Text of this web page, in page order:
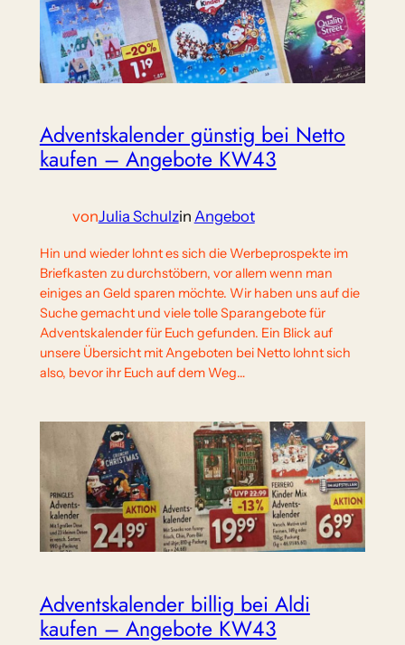
Adventskalender günstig bei Netto
kaufen – Angebote KW43
vonJulia Schulzin Angebot
Hin und wieder lohnt es sich die Werbeprospekte im
Briefkasten zu durchstöbern, vor allem wenn man
einiges an Geld sparen möchte. Wir haben uns auf die
Suche gemacht und viele tolle Sparangebote für
Adventskalender für Euch gefunden. Ein Blick auf
unsere Übersicht mit Angeboten bei Netto lohnt sich
also, bevor ihr Euch auf dem Weg…
Adventskalender billig bei Aldi
kaufen – Angebote KW43